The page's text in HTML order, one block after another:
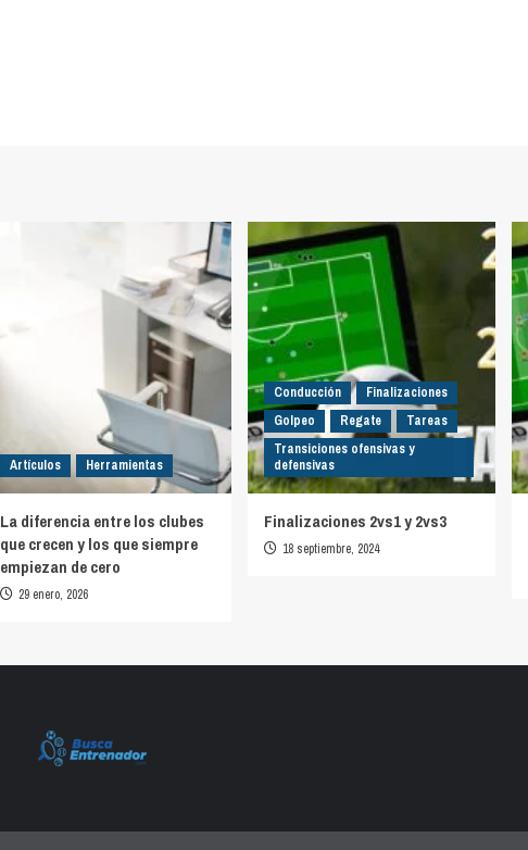
Artículos Herramientas
La diferencia entre los clubes
que crecen y los que siempre
empiezan de cero
29 enero, 2026
Conducción
Finalizaciones
Golpeo
Regate
Tareas
Transiciones ofensivas y
defensivas
Finalizaciones 2vs1 y 2vs3
18 septiembre, 2024